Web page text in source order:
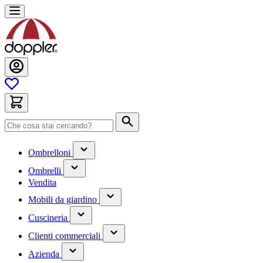
Salta
al
contenuto
Ombrelloni
(contiene
un
sottomenu)
Ombrelli
(contiene
un
Vendita
Mobili da giardino
(contiene
un
Cuscineria
(contiene
un
sottomenu)
Clienti commerciali
(has
submenu)
Azienda
(has
submenu)